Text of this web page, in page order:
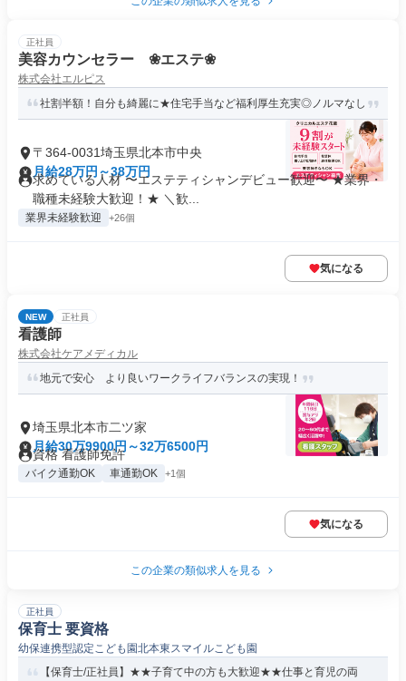
正社員
美容カウンセラー ❀エステ❀
株式会社エルピス
社割半額！自分も綺麗に★住宅手当など福利厚生充実◎ノルマなし
〒364-0031埼玉県北本市中央
月給28万円～38万円
求めている人材 〜エステティシャンデビュー歓迎〜 ★業界・
職種未経験大歓迎！★ ＼歓...
業界未経験歓迎 +26個
気になる
NEW 正社員
看護師
株式会社ケアメディカル
地元で安心 より良いワークライフバランスの実現！
埼玉県北本市二ツ家
月給30万9900円～32万6500円
資格 看護師免許
バイク通勤OK 車通勤OK +1個
気になる
この企業の類似求人を見る
正社員
保育士 要資格
幼保連携型認定こども園北本東スマイルこども園
【保育士/正社員】★★子育て中の方も大歓迎★★仕事と育児の両